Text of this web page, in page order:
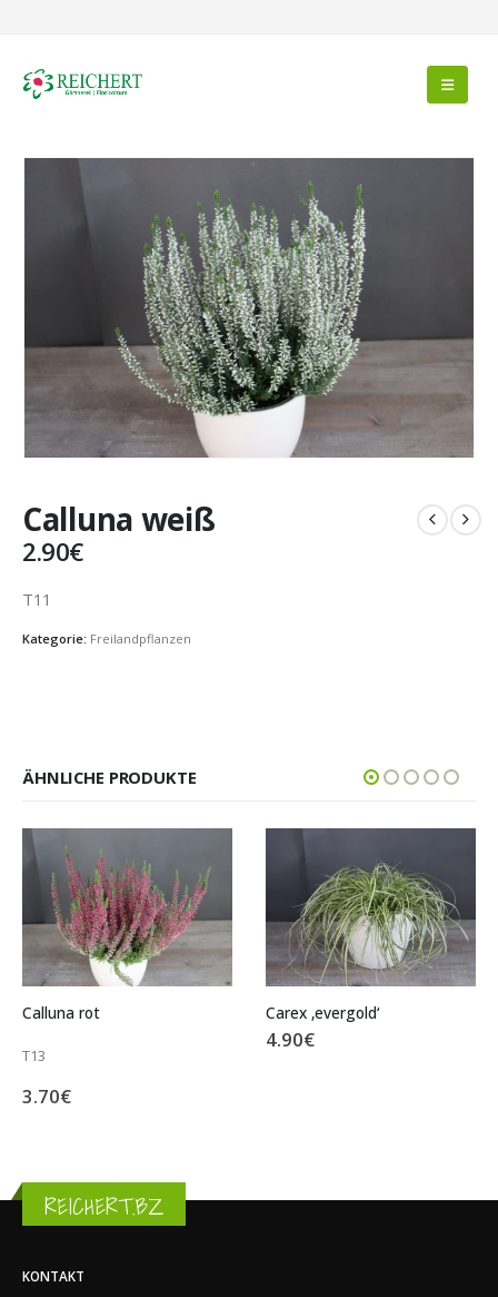
Calluna weiß
2.90€
T11
Kategorie: Freilandpflanzen
ÄHNLICHE PRODUKTE
Carex ‚evergold‘ Skimmia japonica Weiß
12.00
REICHERT.BZ
Finkweg, 3